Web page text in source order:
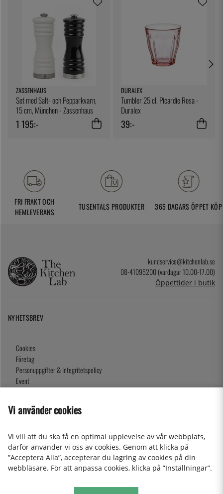
ZASSENHAUS
Set med Salt- och Pepparkvarn,
15 cm, München - Zassenhaus
1 195:-
DURALEX
Tumbler 25 cl, Picardie Rosa -
Duralex
39:-
FRI FRAKT OCH
HEMLEVERANS
TUSENTALS PRODUKTER 365 DAGARS ÖPPET KÖP
kundservice@kitchenlab.se
08-41095200 (vardagar 10.00-17.00)
Öppettider i butik
NYHETSBREV
Cookies
Företag
Personuppgifter & Integritetspolicy
Event
Presentkort
2026 KitchenLab AB
Vi använder cookies
Vi vill att du ska få en optimal upplevelse av vår webbplats,
därför använder vi oss av cookies. Genom att klicka på
”Acceptera Alla”, accepterar du lagring av cookies på din
webbläsare. För att anpassa cookies, klicka på ”Inställningar”.